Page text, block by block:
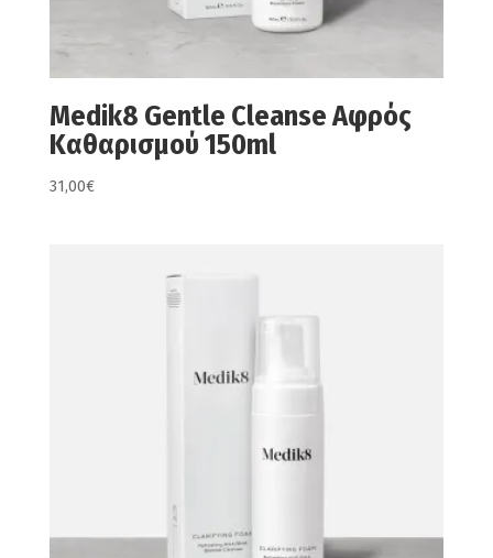
Medik8 Gentle Cleanse Αφρός
Καθαρισμού 150ml
31,00€